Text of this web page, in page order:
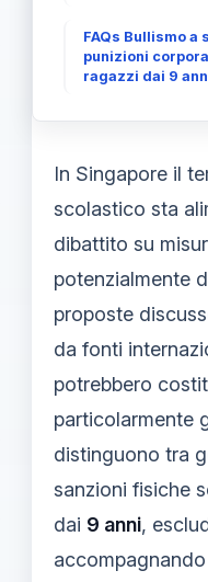
FAQs Bullismo a
punizioni
ragazzi dai 9
In Singapore il
scolastico sta
dibattito su
potenzialmente
proposte
da fonti
potrebbero
particolarmente
distinguono tra
sanzioni fisiche
dai 9 anni,